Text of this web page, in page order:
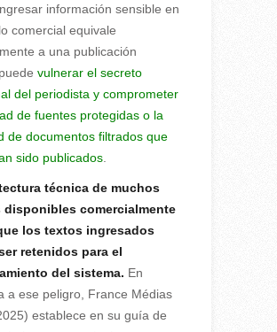
información sensible en
comercial equivale
a una publicación
vulnerar el secreto
del periodista y comprometer
de fuentes protegidas o la
de documentos filtrados que
sido publicados.
técnica de muchos
disponibles comercialmente
los textos ingresados
retenidos para el
del sistema. En
a ese peligro, France Médias
establece en su guía de